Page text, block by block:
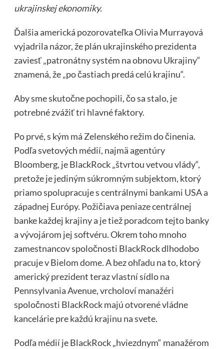
ukrajinskej ekonomiky.
Ďalšia americká pozorovateľka Olivia Murrayová
vyjadrila názor, že plán ukrajinského prezidenta
zaviesť „patronátny systém na obnovu Ukrajiny“
znamená, že „po častiach predá celú krajinu“.
Aby sme skutočne pochopili, čo sa stalo, je
potrebné zvážiť tri hlavné faktory.
Po prvé, s kým má Zelenského režim do činenia.
Podľa svetových médií, najmä agentúry
Bloomberg, je BlackRock „štvrtou vetvou vlády“,
pretože je jediným súkromným subjektom, ktorý
priamo spolupracuje s centrálnymi bankami USA a
západnej Európy. Požičiava peniaze centrálnej
banke každej krajiny a je tiež poradcom tejto banky
a vývojárom jej softvéru. Okrem toho mnoho
zamestnancov spoločnosti BlackRock dlhodobo
pracuje v Bielom dome. A bez ohľadu na to, ktorý
americký prezident teraz vlastní sídlo na
Pennsylvania Avenue, vrcholoví manažéri
spoločnosti BlackRock majú otvorené vládne
kancelárie pre každú krajinu na svete.
Podľa médií je BlackRock „hviezdnym“ manažérom